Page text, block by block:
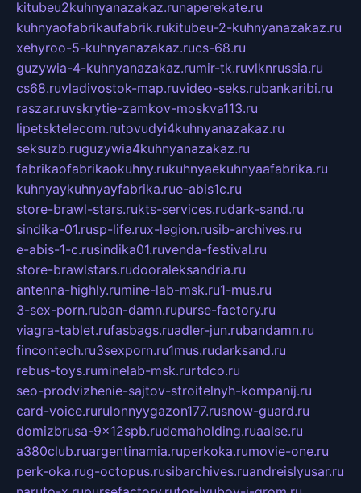
kitubeu2kuhnyanazakaz.runaperekate.ru
kuhnyaofabrikaufabrik.rukitubeu-2-kuhnyanazakaz.ru
xehyroo-5-kuhnyanazakaz.rucs-68.ru
guzywia-4-kuhnyanazakaz.rumir-tk.ruvlknrussia.ru
cs68.ruvladivostok-map.ruvideo-seks.rubankaribi.ru
raszar.ruvskrytie-zamkov-moskva113.ru
lipetsktelecom.rutovudyi4kuhnyanazakaz.ru
seksuzb.ruguzywia4kuhnyanazakaz.ru
fabrikaofabrikaokuhny.rukuhnyaekuhnyaafabrika.ru
kuhnyaykuhnyayfabrika.rue-abis1c.ru
store-brawl-stars.rukts-services.rudark-sand.ru
sindika-01.rusp-life.rux-legion.rusib-archives.ru
e-abis-1-c.rusindika01.ruvenda-festival.ru
store-brawlstars.rudooraleksandria.ru
antenna-highly.rumine-lab-msk.ru1-mus.ru
3-sex-porn.ruban-damn.rupurse-factory.ru
viagra-tablet.rufasbags.ruadler-jun.rubandamn.ru
fincontech.ru3sexporn.ru1mus.rudarksand.ru
rebus-toys.ruminelab-msk.rurtdco.ru
seo-prodvizhenie-sajtov-stroitelnyh-kompanij.ru
card-voice.rurulonnyygazon177.rusnow-guard.ru
domizbrusa-9x12spb.rudemaholding.ruaalse.ru
a380club.ruargentinamia.ruperkoka.rumovie-one.ru
perk-oka.rug-octopus.rusibarchives.ruandreislyusar.ru